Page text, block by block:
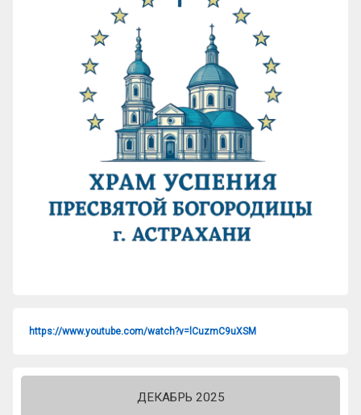
https://www.youtube.com/watch?v=lCuzmC9uXSM
ДЕКАБРЬ 2025